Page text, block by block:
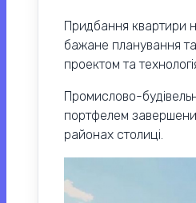
Придбання квартири
бажане планування
проектом та
Промислово-
портфелем
районах столиці.